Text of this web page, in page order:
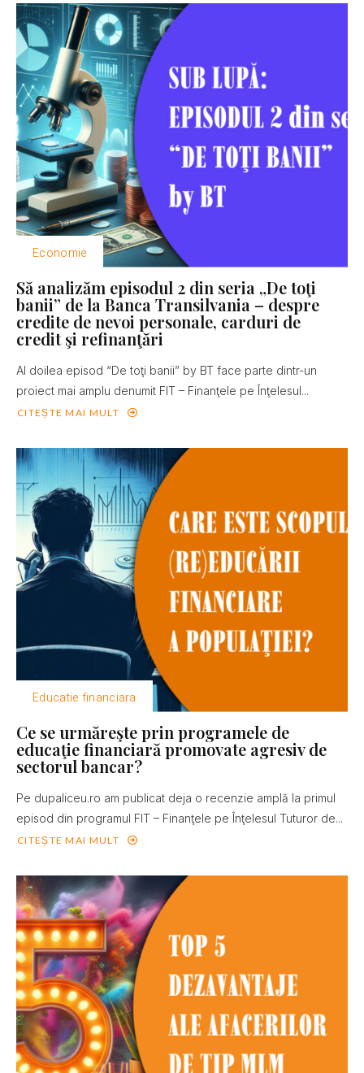
Economie
Să analizăm episodul 2 din seria „De toţi
banii” de la Banca Transilvania – despre
credite de nevoi personale, carduri de
credit şi refinanţări
Al doilea episod “De toţi banii” by BT face parte dintr-un
proiect mai amplu denumit FIT – Finanţele pe Înţelesul...
CITEȘTE MAI MULT
Educatie financiara
Ce se urmăreşte prin programele de
educaţie financiară promovate agresiv de
sectorul bancar?
Pe dupaliceu.ro am publicat deja o recenzie amplă la primul
episod din programul FIT – Finanţele pe Înţelesul Tuturor de...
CITEȘTE MAI MULT